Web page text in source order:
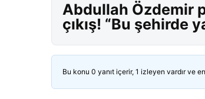
Abdullah Özdemir
çıkış! “Bu şehirde
Bu konu 0 yanıt içerir, 1 izleyen vardır ve